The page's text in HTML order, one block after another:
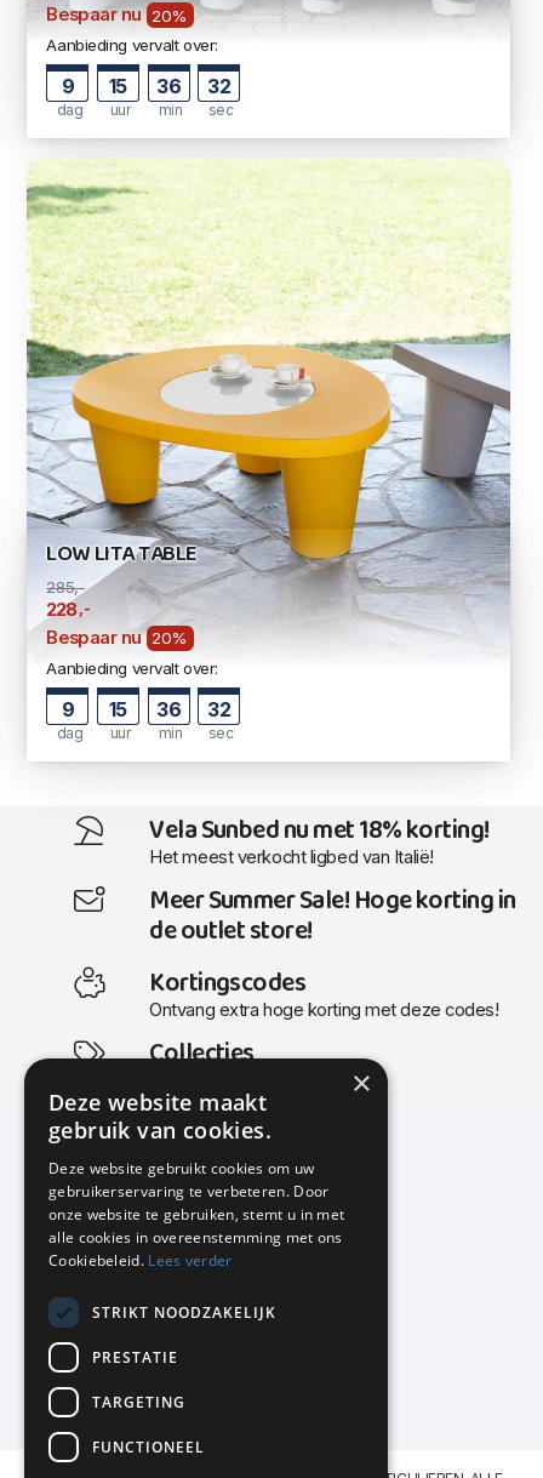
Bespaar nu 20%
Aanbieding vervalt over:
9
dag
15
uur
36
min
31
sec
LOW LITA TABLE
285,-
228 ,-
Bespaar nu 20%
Aanbieding vervalt over:
9
dag
15
uur
36
min
31
sec
Vela Sunbed nu met 18% korting!
Het meest verkocht ligbed van Italië!
Meer Summer Sale! Hoge korting in
de outlet store!
Kortingscodes
Ontvang extra hoge korting met deze codes!
Collecties
Actuele en populaire collecties
KMP Kantoormeubilair
Airport Business Park
Frankfurtstraat 29-31
1175 RH Lijnden
020-617 01 26
info@kmpkantoormeubilair.nl
Facebook
Instagram
×
Deze website maakt
gebruik van cookies.
Deze website gebruikt cookies om uw
gebruikerservaring te verbeteren. Door
onze website te gebruiken, stemt u in met
alle cookies in overeenstemming met ons
Cookiebeleid. Lees verder
STRIKT NOODZAKELIJK
PRESTATIE
TARGETING
FUNCTIONEEL